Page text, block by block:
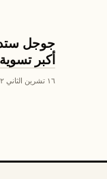
أكبر
١٦ تشرين الثاني ٢٠٢٢